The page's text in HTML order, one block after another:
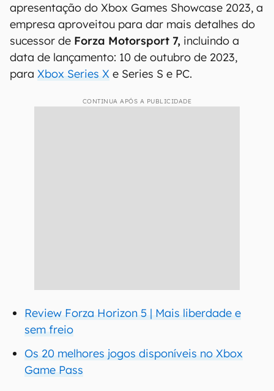
apresentação do Xbox Games Showcase 2023, a
empresa aproveitou para dar mais detalhes do
sucessor de Forza Motorsport 7, incluindo a
data de lançamento: 10 de outubro de 2023,
para Xbox Series X e Series S e PC.
CONTINUA APÓS A PUBLICIDADE
Review Forza Horizon 5 | Mais liberdade e
sem freio
Os 20 melhores jogos disponíveis no Xbox
Game Pass